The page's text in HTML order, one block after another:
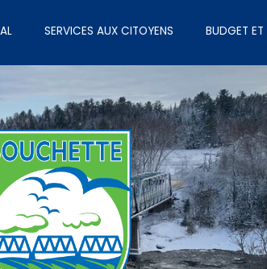
SERVICES AUX CITOYENS BUDGET ET